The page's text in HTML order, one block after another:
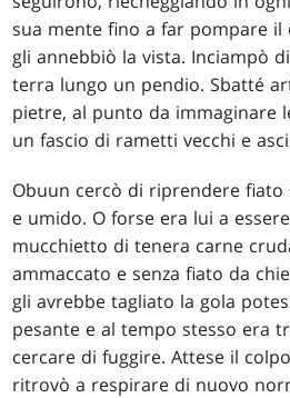
sua mente fino a far pompare
gli annebbiò la vista. Inciampò
terra lungo un pendio. Sbatté
pietre, al punto da immaginare
un fascio di rametti vecchi e
Obuun cercò di riprendere
e umido. O forse era lui a
mucchietto di tenera carne
ammaccato e senza fiato da
gli avrebbe tagliato la gola
pesante e al tempo stesso era
cercare di fuggire. Attese il
ritrovò a respirare di nuovo